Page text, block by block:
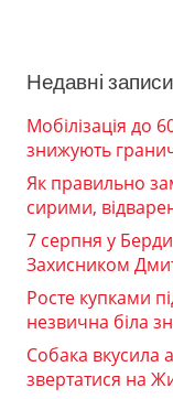
Недавні записи
Мобілізація до
знижують
Як правильно
сирими,
7 серпня у
Захисником
Росте купками
незвична біла
Собака вкусила
звертатися на